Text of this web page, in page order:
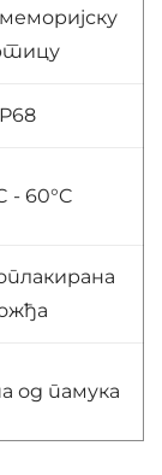
- 60°C
од памука